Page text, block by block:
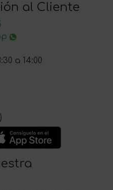
al Cliente
a 14:00